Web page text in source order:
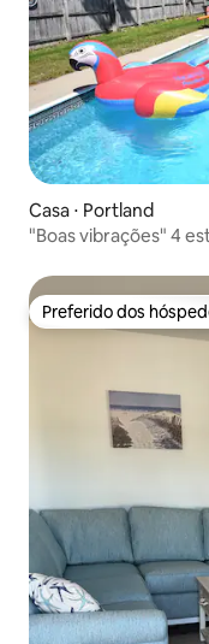
Casa ⋅ Portland
"Boas vibrações" 4
Preferido dos
Preferido dos